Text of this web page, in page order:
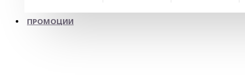
ПРОМОЦИИ